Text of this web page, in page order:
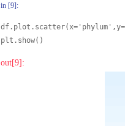
in [9]:
plt.show()
out[9]: